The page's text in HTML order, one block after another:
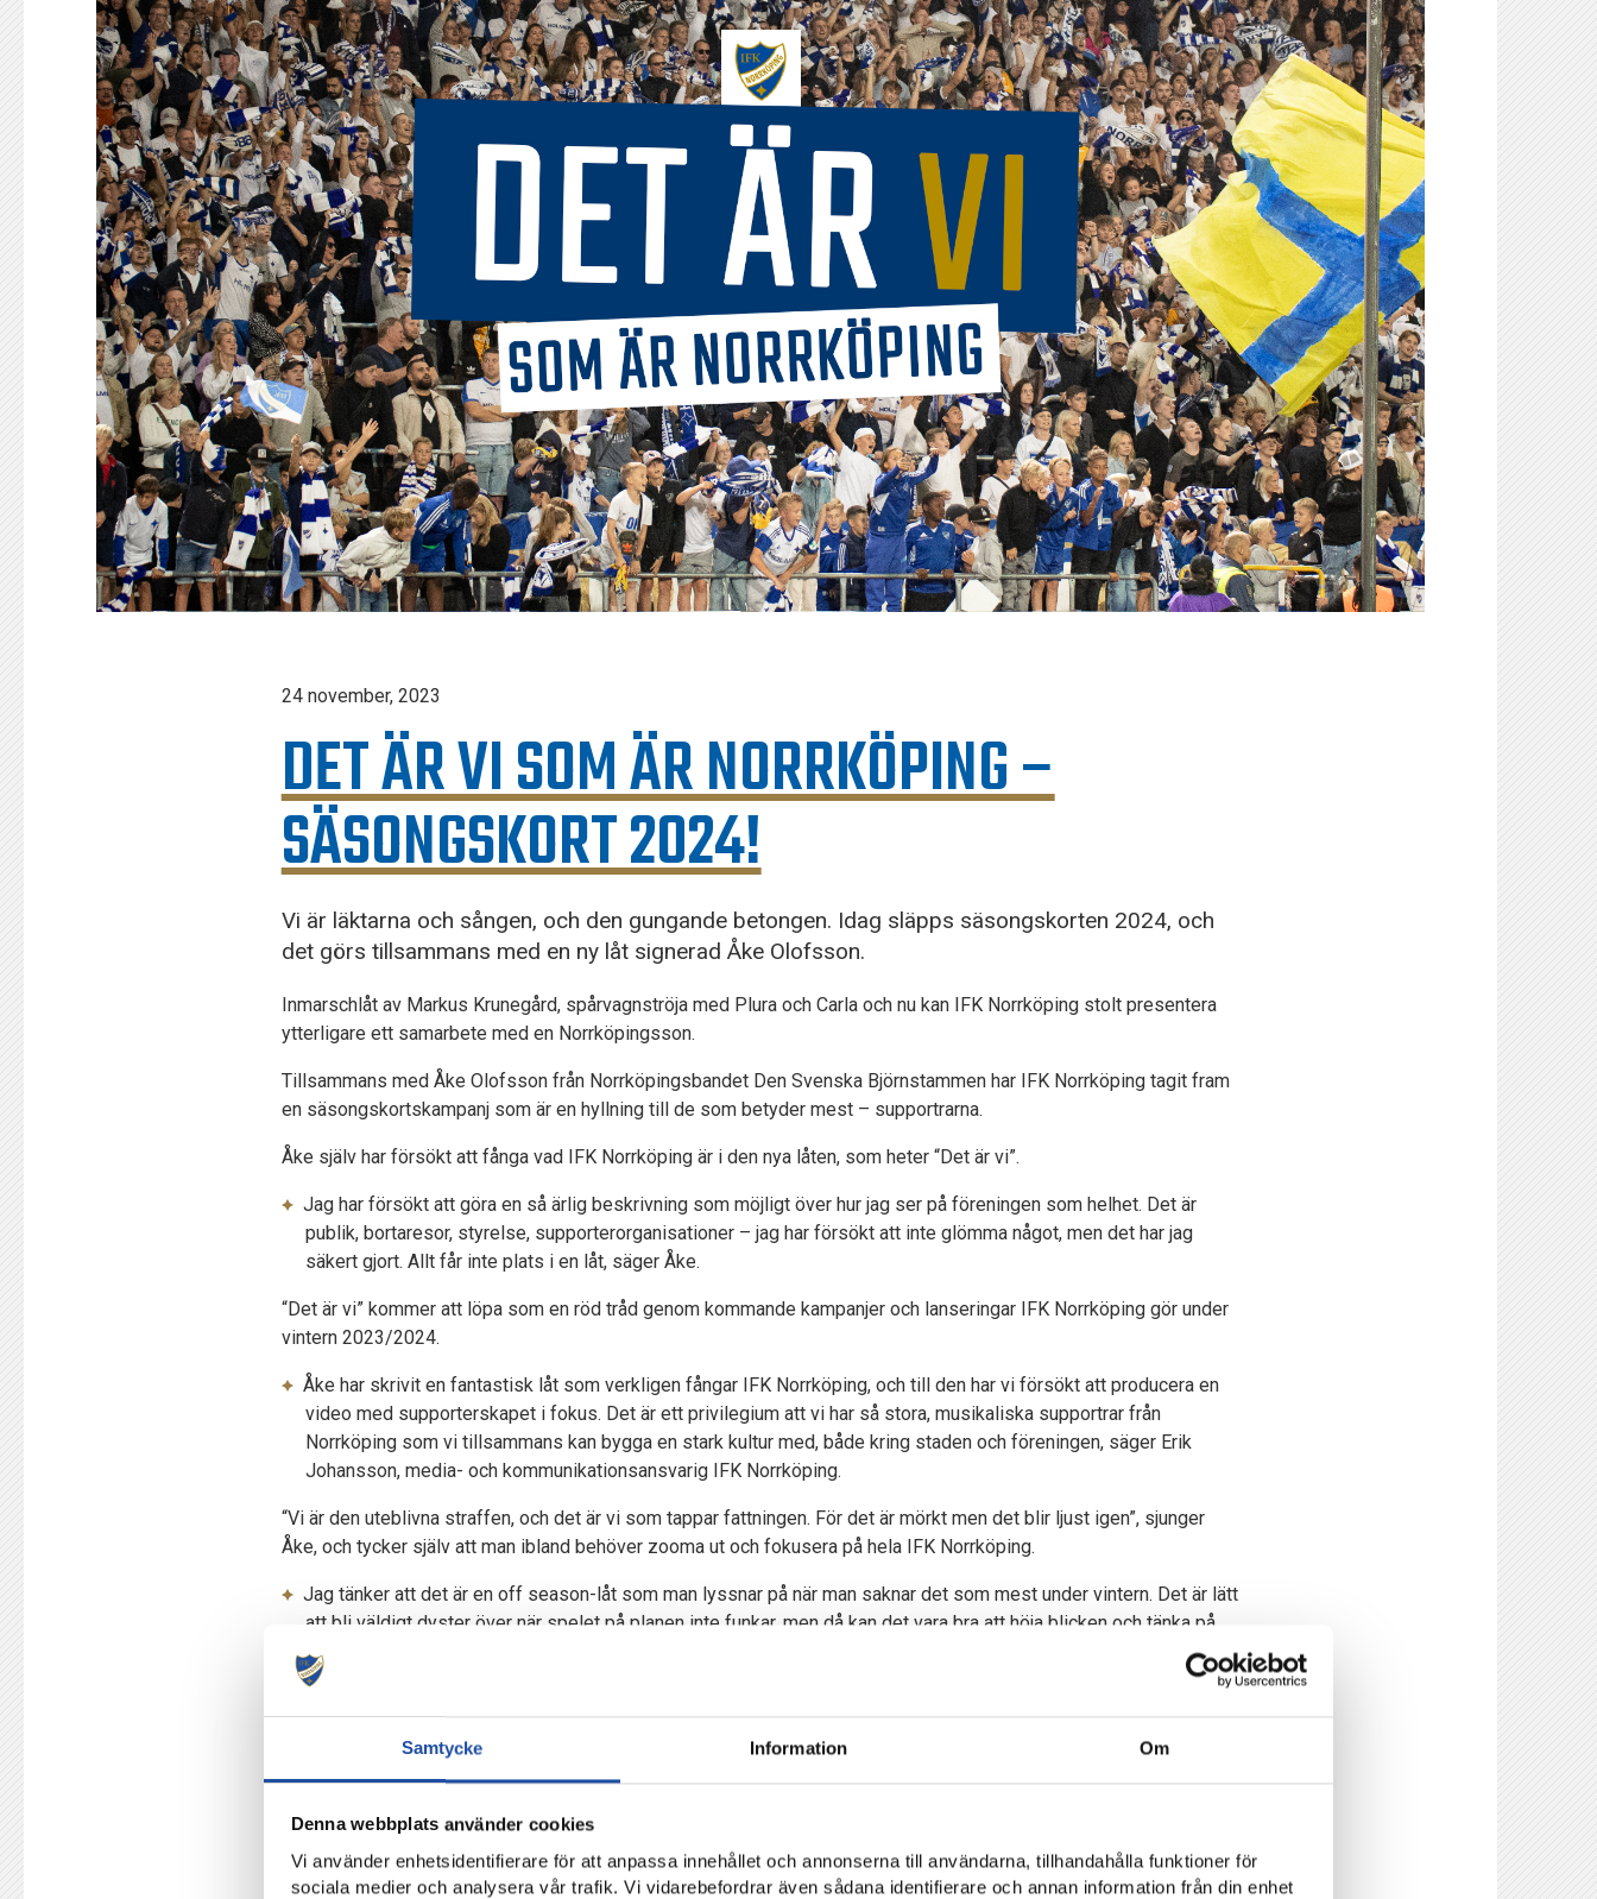
Samtycke Information Om
Denna webbplats använder cookies
Vi använder enhetsidentifierare för att anpassa innehållet och annonserna till användarna, tillhandahålla funktioner för
sociala medier och analysera vår trafik. Vi vidarebefordrar även sådana identifierare och annan information från din enhet
KONTAKT
125-IFKARE
24 november, 2023
DET ÄR VI SOM ÄR NORRKÖPING –
SÄSONGSKORT 2024!
Vi är läktarna och sången, och den gungande betongen. Idag släpps säsongskorten 2024, och
det görs tillsammans med en ny låt signerad Åke Olofsson.
Inmarschlåt av Markus Krunegård, spårvagnströja med Plura och Carla och nu kan IFK Norrköping stolt presentera
ytterligare ett samarbete med en Norrköpingsson.
Tillsammans med Åke Olofsson från Norrköpingsbandet Den Svenska Björnstammen har IFK Norrköping tagit fram
en säsongskortskampanj som är en hyllning till de som betyder mest – supportrarna.
Åke själv har försökt att fånga vad IFK Norrköping är i den nya låten, som heter “Det är vi”.
Jag har försökt att göra en så ärlig beskrivning som möjligt över hur jag ser på föreningen som helhet. Det är
publik, bortaresor, styrelse, supporterorganisationer – jag har försökt att inte glömma något, men det har jag
säkert gjort. Allt får inte plats i en låt, säger Åke.
“Det är vi” kommer att löpa som en röd tråd genom kommande kampanjer och lanseringar IFK Norrköping gör under
vintern 2023/2024.
Åke har skrivit en fantastisk låt som verkligen fångar IFK Norrköping, och till den har vi försökt att producera en
video med supporterskapet i fokus. Det är ett privilegium att vi har så stora, musikaliska supportrar från
Norrköping som vi tillsammans kan bygga en stark kultur med, både kring staden och föreningen, säger Erik
Johansson, media- och kommunikationsansvarig IFK Norrköping.
“Vi är den uteblivna straffen, och det är vi som tappar fattningen. För det är mörkt men det blir ljust igen”, sjunger
Åke, och tycker själv att man ibland behöver zooma ut och fokusera på hela IFK Norrköping.
Jag tänker att det är en off season-låt som man lyssnar på när man saknar det som mest under vintern. Det är lätt
att bli väldigt dyster över när spelet på planen inte funkar, men då kan det vara bra att höja blicken och tänka på
allt annat den här föreningen är.
finns nu på Spotify och videon till låten finns nedan.
DET ÄR VI SOM ÄR NORRKÖPING, KAMRATER. VI SES 2024!
Prisinformation och vanliga frågor och svar om säsongskort finns här.